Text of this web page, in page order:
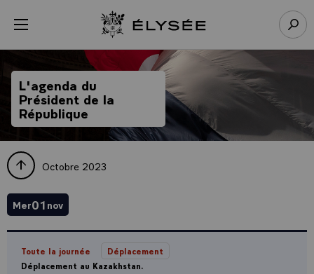
menu Retour à l’accueil Élysée
L'agenda du
Président de la
République
Octobre 2023
Mer01 nov
Toute la journée
Déplacement
Déplacement au Kazakhstan.
Panneau de gestion des cookies